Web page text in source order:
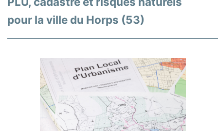
pour la ville du Horps (53)